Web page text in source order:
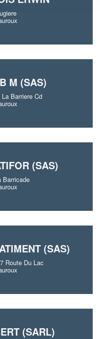
M (SAS)
Barriere Cd
(SAS)
Barricade
(SAS)
Route Du Lac
(SARL)